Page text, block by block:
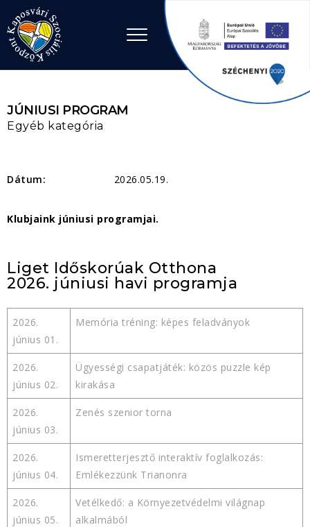
Ugrás a tartalomhoz
JÚNIUSI PROGRAM
Egyéb kategória
Dátum: 2026.05.19.
Klubjaink júniusi programjai.
Liget Időskorúak Otthona
2026. júniusi havi programja
2026.
június 01.
Memória tréning: képes feladványok
2026.
június 02.
Ügyességi csapatjáték: közös puzzle kép
kirakása
2026.
június 03.
Zenés szenior torna
2026.
június 04.
Ismeretterjesztő interaktív foglalkozás:
Emlékezzünk Trianonra
2026.
június 05.
Vetélkedő: a Környezetvédelmi világnap
alkalmából